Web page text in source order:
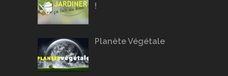
!
Planète Végétale